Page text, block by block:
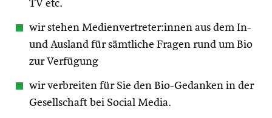
TV etc.
wir stehen Medienvertreter:innen aus dem In-
und Ausland für sämtliche Fragen rund um Bio
zur Verfügung
wir verbreiten für Sie den Bio-Gedanken in der
Gesellschaft bei Social Media.